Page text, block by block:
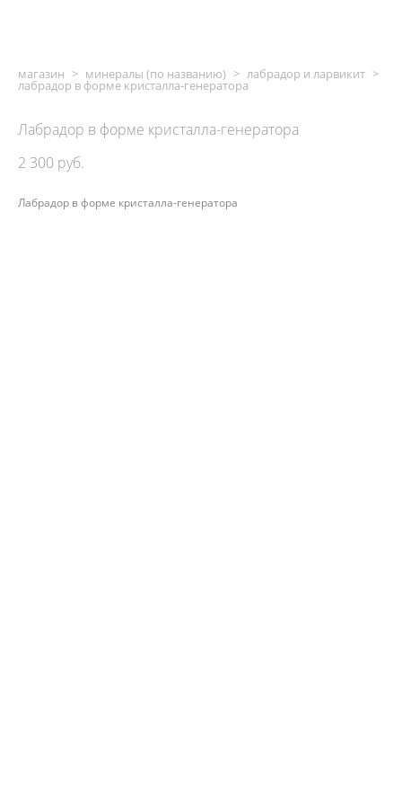
магазин > минералы (по названию) > лабрадор и ларвикит >
лабрадор в форме кристалла-генератора
Лабрадор в форме кристалла-генератора
2 300 pуб.
Лабрадор в форме кристалла-генератора